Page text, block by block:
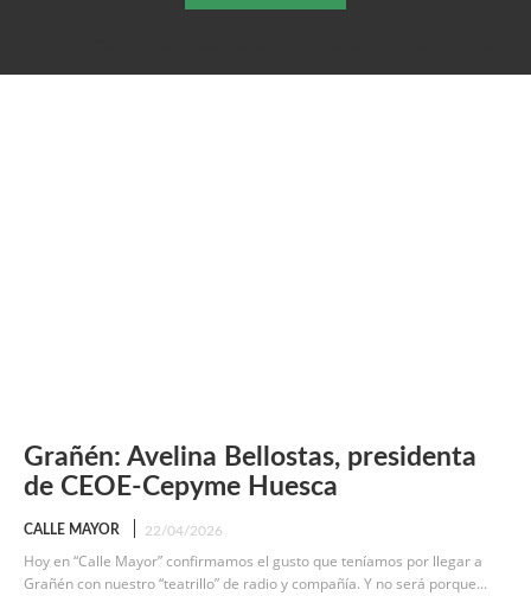
Grañén: Avelina Bellostas, presidenta
de CEOE-Cepyme Huesca
CALLE MAYOR 22/04/2026
Hoy en “Calle Mayor” confirmamos el gusto que teníamos por llegar a
Grañén con nuestro “teatrillo” de radio y compañía. Y no será porque...